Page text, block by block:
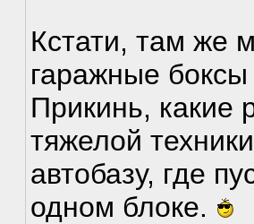
Кстати, там же
гаражные
Прикинь, какие
тяжелой
автобазу, где
одном блоке.